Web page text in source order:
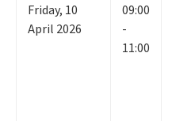
Friday, 10
April 2026
09:00
-
11:00